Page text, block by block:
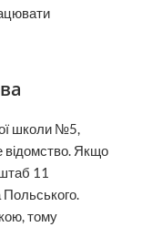
школи №5,
відомство. Якщо
11
Польського.
тому